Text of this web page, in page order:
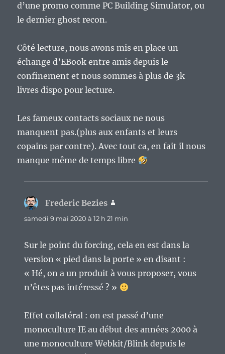
d’une promo comme PC Building Simulator, ou
le dernier ghost recon.
Côté lecture, nous avons mis en place un
échange d’EBook entre amis depuis le
confinement et nous sommes à plus de 3k
livres dispo pour lecture.
Les fameux contacts sociaux ne nous
manquent pas.(plus aux enfants et leurs
copains par contre). Avec tout ca, en fait il nous
manque même de temps libre
Frederic Bezies
samedi 9 mai 2020 à 12 h 21 min
Sur le point du forcing, cela en est dans la
version « pied dans la porte » en disant :
« Hé, on a un produit à vous proposer, vous
n’êtes pas intéressé ? »
Effet collatéral : on est passé d’une
monoculture IE au début des années 2000 à
une monoculture Webkit/Blink depuis le